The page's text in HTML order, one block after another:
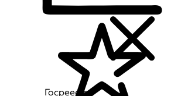
Госреестр